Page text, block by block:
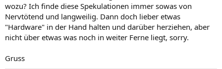
wozu? Ich finde diese Spekulationen immer sowas von
Nervtötend und langweilig. Dann doch lieber etwas
"Hardware" in der Hand halten und darüber herziehen, aber
nicht über etwas was noch in weiter Ferne liegt, sorry.
Gruss